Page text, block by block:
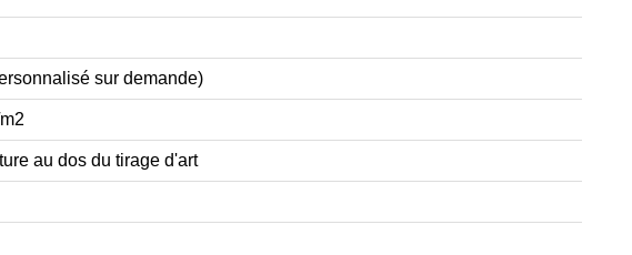
sur demande)
au dos du tirage d'art